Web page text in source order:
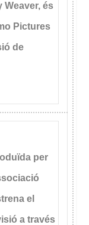
és
Pictures
de
per
el
a través